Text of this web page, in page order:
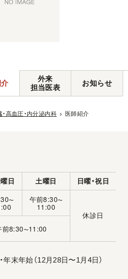
外来
担当医表
お知らせ
・高血圧・内分泌内科 医師紹介
日 土曜日 日曜・祝日
〜 午前8:30〜
11:00
休診日
前8:30〜11:00
年末年始（12月28日〜1月4日）